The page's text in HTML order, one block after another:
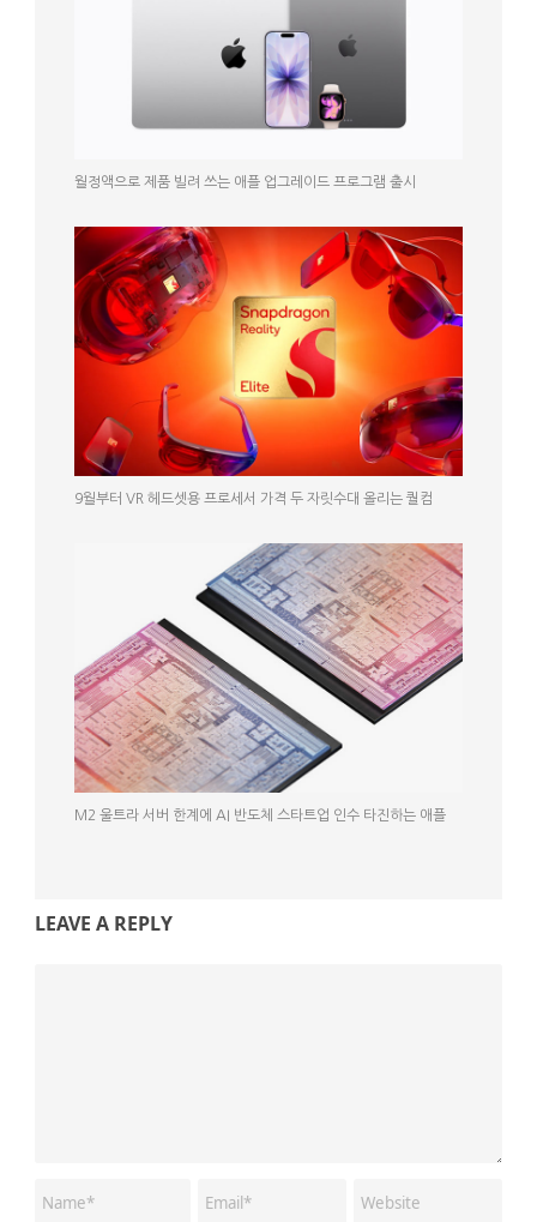
월정액으로 제품 빌려 쓰는 애플 업그레이드 프로그램 출시
9월부터 VR 헤드셋용 프로세서 가격 두 자릿수대 올리는 퀄컴
M2 울트라 서버 한계에 AI 반도체 스타트업 인수 타진하는 애플
LEAVE A REPLY